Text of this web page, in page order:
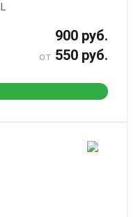
900 руб.
от 550 руб.